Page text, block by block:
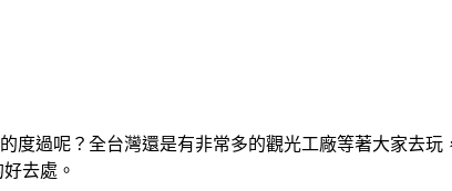
度過呢？全台灣還是有非常多的觀光工廠等著大家去
去處。